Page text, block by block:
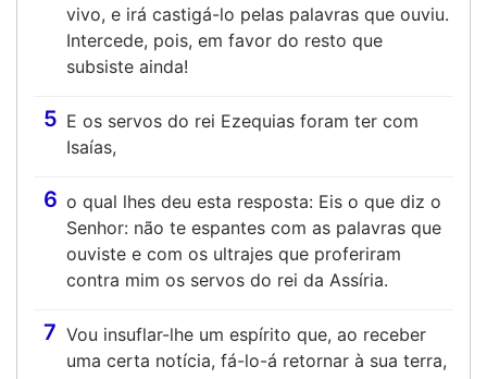
vivo, e irá castigá-lo pelas palavras que ouviu.
Intercede, pois, em favor do resto que
subsiste ainda!
5 E os servos do rei Ezequias foram ter com
Isaías,
6 o qual lhes deu esta resposta: Eis o que diz o
Senhor: não te espantes com as palavras que
ouviste e com os ultrajes que proferiram
contra mim os servos do rei da Assíria.
7 Vou insuflar-lhe um espírito que, ao receber
uma certa notícia, fá-lo-á retornar à sua terra,